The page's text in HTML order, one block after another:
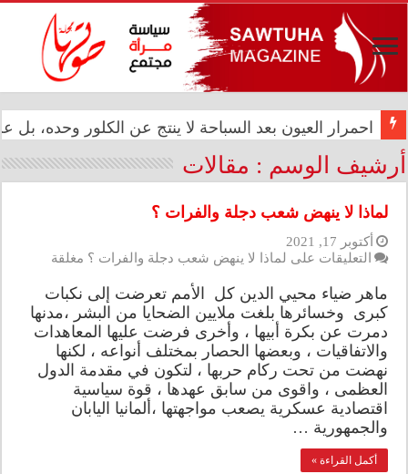
احمرار العيون بعد السباحة لا ينتج عن الكلور وحده،
المعموري تشارك في احتفال سفارة المملكة المغربية بالذكرى الـ27
أرشيف الوسم : مقالات
لماذا لا ينهض شعب دجلة والفرات ؟
أكتوبر 17, 2021
التعليقات على لماذا لا ينهض شعب دجلة والفرات ؟ مغلقة
ماهر ضياء محيي الدين كل الأمم تعرضت إلى نكبات
كبرى وخسائرها بلغت ملايين الضحايا من البشر ،مدنها
دمرت عن بكرة أبيها ، وأخرى فرضت عليها المعاهدات
والاتفاقيات ، وبعضها الحصار بمختلف أنواعه ، لكنها
نهضت من تحت ركام حربها ، لتكون في مقدمة الدول
العظمى ، واقوى من سابق عهدها ، قوة سياسية
اقتصادية عسكرية يصعب مواجهتها ،ألمانيا اليابان
والجمهورية …
أكمل القراءة »